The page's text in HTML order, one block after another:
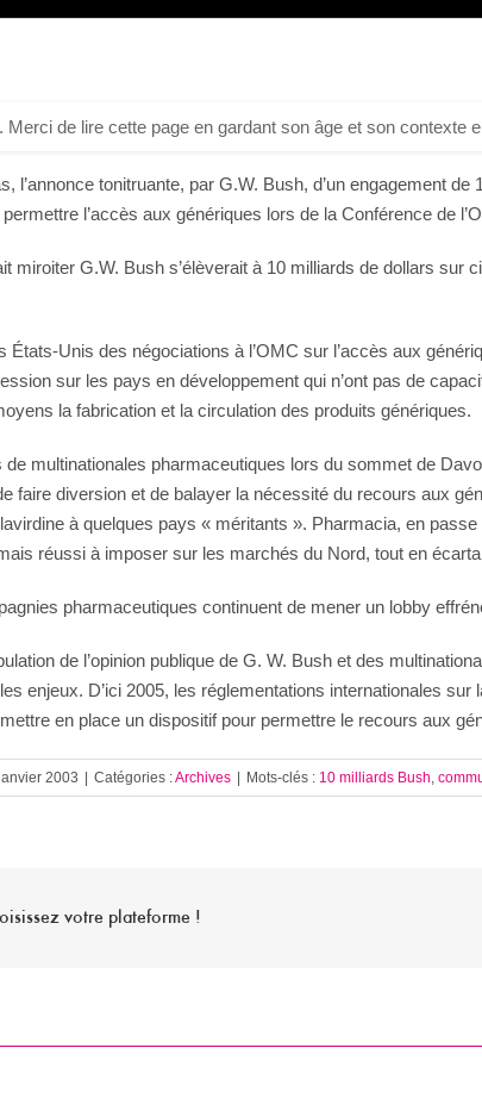
Merci de lire cette page en gardant son âge et son contexte
l’annonce tonitruante, par G.W. Bush, d’un engagement
l’accès aux génériques lors de la Conférence de
miroiter G.W. Bush s’élèverait à 10 milliards de dollars
États-Unis des négociations à l’OMC sur l’accès aux
sur les pays en développement qui n’ont pas de
la fabrication et la circulation des produits génériques.
multinationales pharmaceutiques lors du sommet de
faire diversion et de balayer la nécessité du recours aux
à quelques pays « méritants ». Pharmacia, en
réussi à imposer sur les marchés du Nord, tout en
pharmaceutiques continuent de mener un lobby
de l’opinion publique de G. W. Bush et des
enjeux. D’ici 2005, les réglementations internationales
en place un dispositif pour permettre le recours aux
2003 | Catégories :Archives | Mots-clés : 10 milliards Bush
votre plateforme !